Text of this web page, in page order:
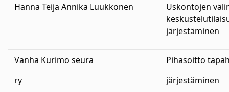
Hanna Teija Annika Luukkonen
Uskontojen
järjestäminen
Vanha Kurimo seura
ry
Pihasoitto
järjestäminen